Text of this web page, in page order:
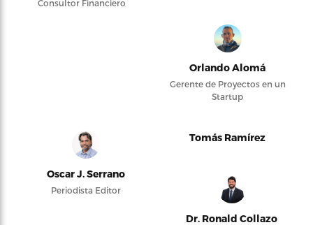
Consultor Financiero
Orlando Alomá
Gerente de Proyectos en un
Startup
Oscar J. Serrano
Periodista Editor
Tomás Ramírez
Dr. Ronald Collazo